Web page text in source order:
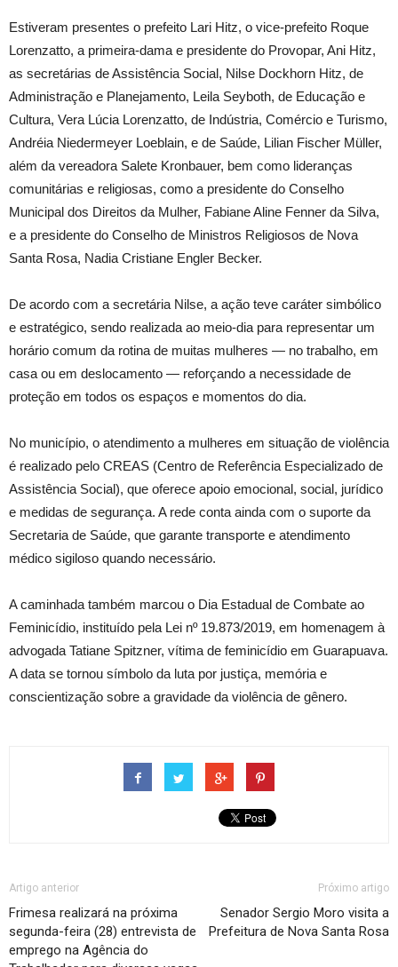
Estiveram presentes o prefeito Lari Hitz, o vice-prefeito Roque
Lorenzatto, a primeira-dama e presidente do Provopar, Ani Hitz,
as secretárias de Assistência Social, Nilse Dockhorn Hitz, de
Administração e Planejamento, Leila Seyboth, de Educação e
Cultura, Vera Lúcia Lorenzatto, de Indústria, Comércio e Turismo,
Andréia Niedermeyer Loeblain, e de Saúde, Lilian Fischer Müller,
além da vereadora Salete Kronbauer, bem como lideranças
comunitárias e religiosas, como a presidente do Conselho
Municipal dos Direitos da Mulher, Fabiane Aline Fenner da Silva,
e a presidente do Conselho de Ministros Religiosos de Nova
Santa Rosa, Nadia Cristiane Engler Becker.
De acordo com a secretária Nilse, a ação teve caráter simbólico
e estratégico, sendo realizada ao meio-dia para representar um
horário comum da rotina de muitas mulheres — no trabalho, em
casa ou em deslocamento — reforçando a necessidade de
proteção em todos os espaços e momentos do dia.
No município, o atendimento a mulheres em situação de violência
é realizado pelo CREAS (Centro de Referência Especializado de
Assistência Social), que oferece apoio emocional, social, jurídico
e medidas de segurança. A rede conta ainda com o suporte da
Secretaria de Saúde, que garante transporte e atendimento
médico sigiloso quando necessário.
A caminhada também marcou o Dia Estadual de Combate ao
Feminicídio, instituído pela Lei nº 19.873/2019, em homenagem à
advogada Tatiane Spitzner, vítima de feminicídio em Guarapuava.
A data se tornou símbolo da luta por justiça, memória e
conscientização sobre a gravidade da violência de gênero.
Artigo anterior
Frimesa realizará na próxima
segunda-feira (28) entrevista de
emprego na Agência do
Próximo artigo
Senador Sergio Moro visita a
Prefeitura de Nova Santa Rosa